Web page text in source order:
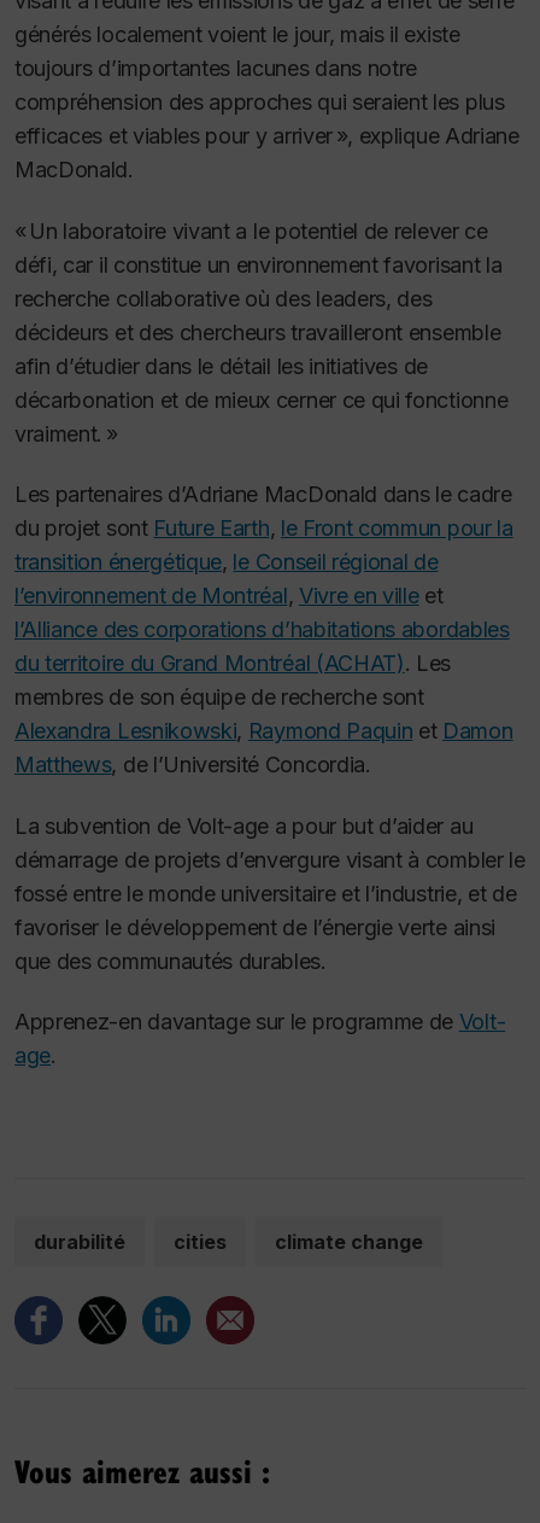
générés localement voient le jour, mais il existe
toujours d’importantes lacunes dans notre
compréhension des approches qui seraient les plus
efficaces et viables pour y arriver », explique Adriane
MacDonald.
« Un laboratoire vivanta le potentiel de relever ce
défi, car il constitue un environnement favorisant la
recherche collaborative où des leaders, des
décideurs et des chercheurs travailleront ensemble
afin d’étudier dans le détail les initiatives de
décarbonation et de mieux cerner ce qui fonctionne
vraiment. »
Les partenaires d’Adriane MacDonald dans le cadre
du projet sont Future Earth, le Front commun pour la
transition énergétique, le Conseil régional de
l’environnement de Montréal, Vivre en villeet
l’Alliance des corporations d’habitations abordables
du territoire du Grand Montréal (ACHAT). Les
membres de son équipe de recherche sont
Alexandra Lesnikowski, Raymond Paquin et Damon
Matthews, de l’Université Concordia.
La subvention de Volt-age a pour but d’aider au
démarrage de projets d’envergure visant à combler le
fossé entre le monde universitaire et l’industrie, et de
favoriser le développement de l’énergie verte ainsi
que des communautés durables.
Apprenez-en davantage sur le programme de Volt-
age.
durabilité cities climate change
Vous aimerez aussi :